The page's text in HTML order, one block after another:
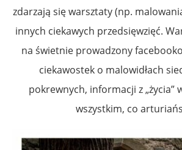
zdarzają się warsztaty (np.
innych ciekawych przedsięwzięć.
na świetnie prowadzony
ciekawostek o malowidłach
pokrewnych, informacji z „życia”
wszystkim, co